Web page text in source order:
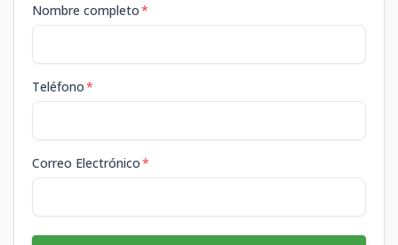
Nombre completo*
Teléfono*
Correo Electrónico*